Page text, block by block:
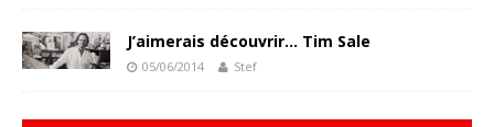
J’aimerais découvrir… Tim Sale
05/06/2014 Stef